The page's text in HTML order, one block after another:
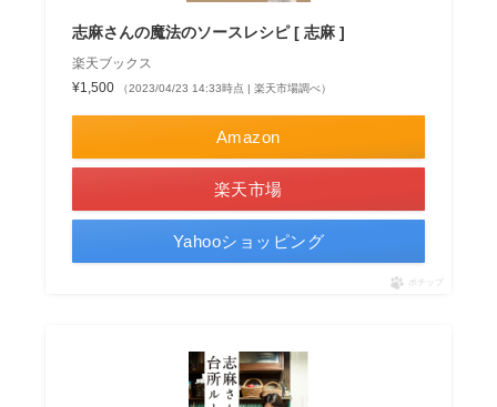
志麻さんの魔法のソースレシピ [ 志麻 ]
楽天ブックス
¥1,500
（2023/04/23 14:33時点 | 楽天市場調べ）
Amazon
楽天市場
Yahooショッピング
ポチップ